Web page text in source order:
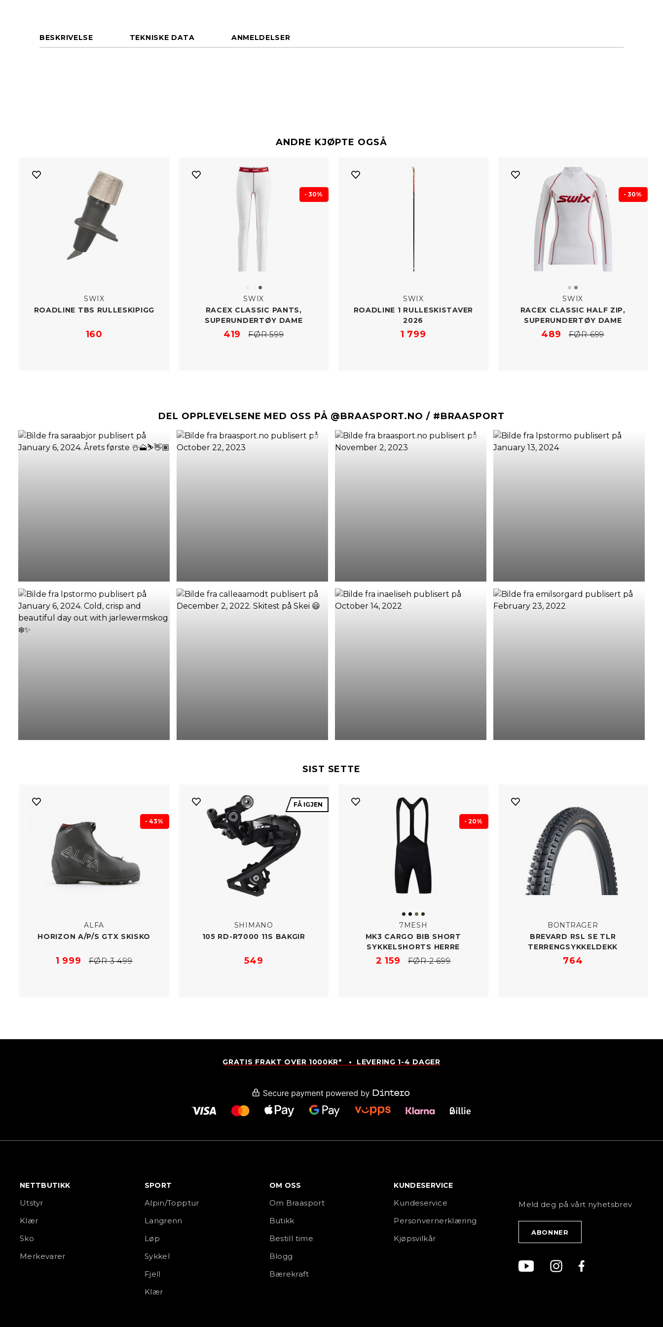
BESKRIVELSE TEKNISKE DATA ANMELDELSER
ANDRE KJØPTE OGSÅ
SWIX
ROADLINE TBS RULLESKIPIGG
160
- 30%
SWIX
RACEX CLASSIC PANTS,
SUPERUNDERTØY DAME
419 FØR 599
SWIX
ROADLINE 1 RULLESKISTAVER
2026
1 799
- 30%
SWIX
RACEX CLASSIC HALF ZIP,
SUPERUNDERTØY DAME
489 FØR 699
DEL OPPLEVELSENE MED OSS PÅ @BRAASPORT.NO / #BRAASPORT
SIST SETTE
- 43%
ALFA
HORIZON A/​P/S GTX SKISKO
1 999 FØR 3 499
FÅ IGJEN
SHIMANO
105 RD-​R7000 11S BAKGIR
549
- 20%
7MESH
MK3 CARGO BIB SHORT
SYKKELSHORTS HERRE
2 159 FØR 2 699
BONTRAGER
BREVARD RSL SE TLR
TERRENGSYKKELDEKK
764
GRATIS FRAKT OVER 1000KR* • LEVERING 1-4 DAGER
NETTBUTIKK
Utstyr
Klær
Sko
Merkevarer
SPORT
Alpin/Topptur
Langrenn
Løp
Sykkel
Fjell
Klær
OM OSS
Om Braasport
Butikk
Bestill time
Blogg
Bærekraft
KUNDESERVICE
Kundeservice
Personvernerklæring
Kjøpsvilkår
Meld deg på vårt nyhetsbrev